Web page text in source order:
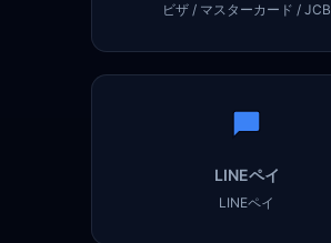
ビザ / マスターカード / JCB
LINEペイ
LINEペイ